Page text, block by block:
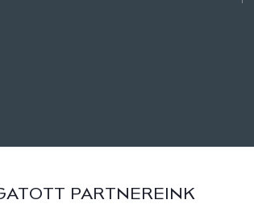
PARTNEREINK